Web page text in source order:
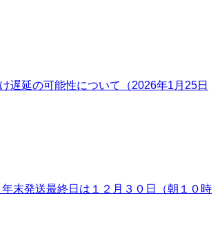
遅延の可能性について（2026年1月25日
末発送最終日は１２月３０日（朝１０時